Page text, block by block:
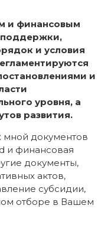
и финансовым
и условия
и
уровня, а
развития.
мной документов
и финансовая
документы,
актов,
субсидии,
отборе в Вашем